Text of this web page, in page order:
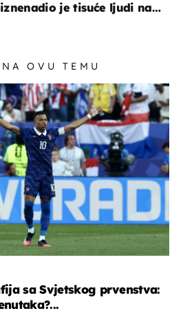
iznenadio je tisuće ljudi na
NA OVU TEMU
sa Svjetskog prvenstva: